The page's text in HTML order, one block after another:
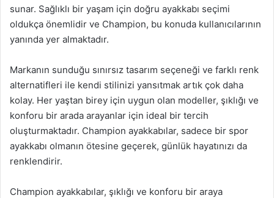
sunar. Sağlıklı bir yaşam için doğru ayakkabı seçimi
oldukça önemlidir ve Champion, bu konuda kullanıcılarının
yanında yer almaktadır.
Markanın sunduğu sınırsız tasarım seçeneği ve farklı renk
alternatifleri ile kendi stilinizi yansıtmak artık çok daha
kolay. Her yaştan birey için uygun olan modeller, şıklığı ve
konforu bir arada arayanlar için ideal bir tercih
oluşturmaktadır. Champion ayakkabılar, sadece bir spor
ayakkabı olmanın ötesine geçerek, günlük hayatınızı da
renklendirir.
Champion ayakkabılar, şıklığı ve konforu bir araya